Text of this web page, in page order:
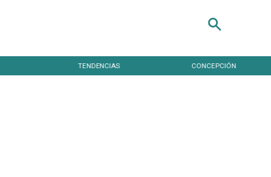
TENDENCIAS CONCEPCIÓN